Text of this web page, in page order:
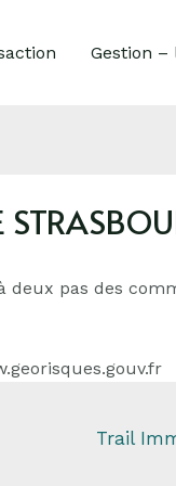
Gestion –
deux pas des
Trail